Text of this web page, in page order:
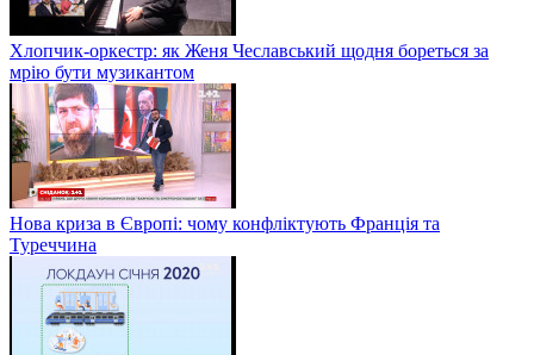
Хлопчик-оркестр: як Женя Чеславський щодня бореться за
мрію бути музикантом
Нова криза в Європі: чому конфліктують Франція та
Туреччина